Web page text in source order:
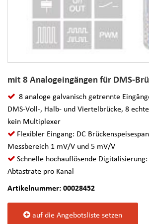
mit 8 Analogeingängen für DMS-
8 analoge galvanisch getrennte
DMS-Voll-, Halb- und Viertelbrücke, 8
kein Multiplexer
Flexibler Eingang: DC
Messbereich 1 mV/V und 5 mV/V
Schnelle hochauflösende
Abtastrate pro Kanal
Artikelnummer: 00028452
auf die Angebotsliste setzen